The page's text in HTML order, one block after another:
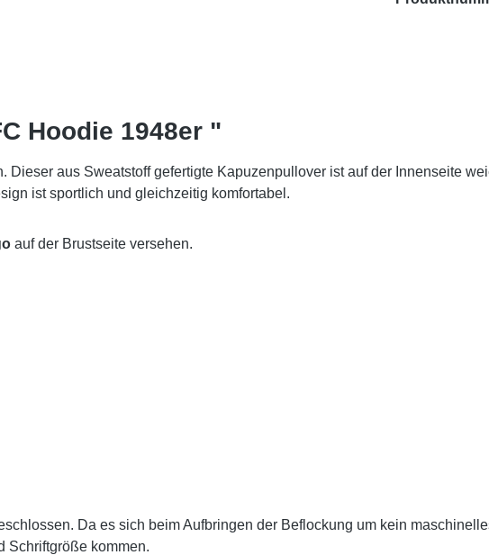
Hoodie 1948er "
Dieser aus Sweatstoff gefertigte Kapuzenpullover ist auf der Innenseite
ist sportlich und gleichzeitig komfortabel.
auf der Brustseite versehen.
Da es sich beim Aufbringen der Beflockung um kein
Schriftgröße kommen.